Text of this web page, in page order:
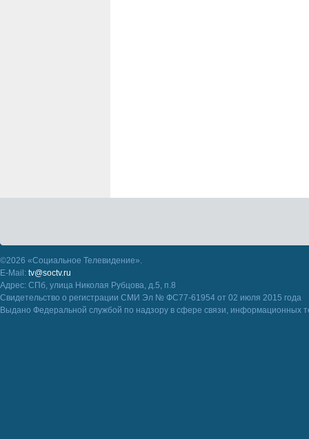
©2026 «Социальное Телевидение».
E-Mail: tv@soctv.ru
Адрес: СПб, улица Николая Рубцова, д.5, п.8
Свидетельство о регистрации СМИ Эл № ФС77-61954 от 02 июля 2015 года
Выдано Федеральной службой по надзору в сфере связи, информационных